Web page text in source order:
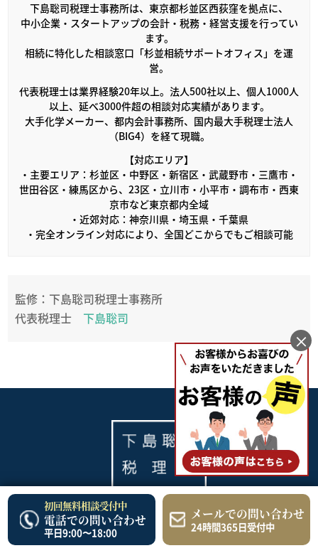
下島聡司税理士事務所は、東京都杉並区西荻窪を拠点に、
中小企業・スタートアップの会計・税務・経営支援を行ってい
ます。
相続に特化した相談窓口「杉並相続サポートオフィス」を運
営。
代表税理士は業界経験20年以上。法人500社以上、個人1000人
以上、延べ3000件超の相談対応実績があります。
大手化学メーカー、都内会計事務所、国内最大手税理士法人
（BIG4）を経て現職。
【対応エリア】
・主要エリア：杉並区・中野区・新宿区・武蔵野市・三鷹市・
世田谷区・練馬区から、23区・立川市・小平市・調布市・西東
京市など東京都内全域
・近郊対応：神奈川県・埼玉県・千葉県
・完全オンライン対応により、全国どこからでもご相談可能
監修：下島聡司税理士事務所
代表税理士 下島聡司
初回無料相談受付中
電話での問い合わせ
平日9:00〜18:00
メールでの問い合わせ
24時間365日受付中
×